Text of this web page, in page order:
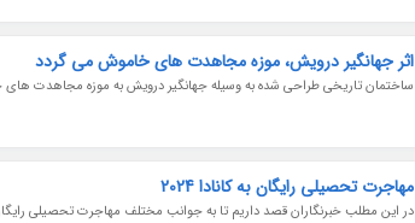
اثر جهانگیر درویش، موزه مجاهدت های خاموش می گردد
ساختمان تاریخی طراحی شده به وسیله جهانگیر درویش به موزه مجاهدت
مهاجرت تحصیلی رایگان به کانادا 2024
در این مطلب خبرنگاران قصد داریم تا به جوانب مختلف مهاجرت تحصیلی